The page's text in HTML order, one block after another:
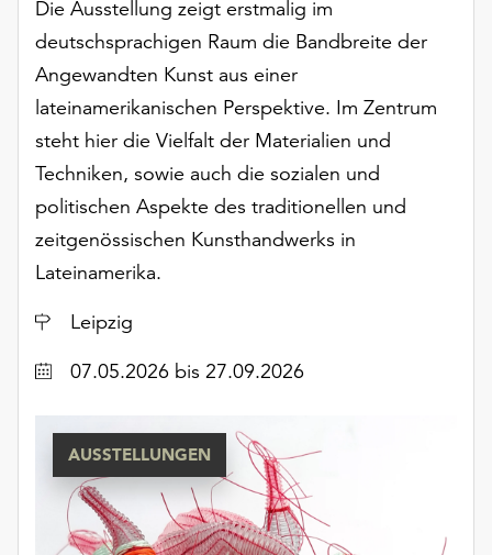
Die Ausstellung zeigt erstmalig im
deutschsprachigen Raum die Bandbreite der
Angewandten Kunst aus einer
lateinamerikanischen Perspektive. Im Zentrum
steht hier die Vielfalt der Materialien und
Techniken, sowie auch die sozialen und
politischen Aspekte des traditionellen und
zeitgenössischen Kunsthandwerks in
Lateinamerika.
Ort
Leipzig
Datum07.05.2026 bis 27.09.2026
AUSSTELLUNGEN